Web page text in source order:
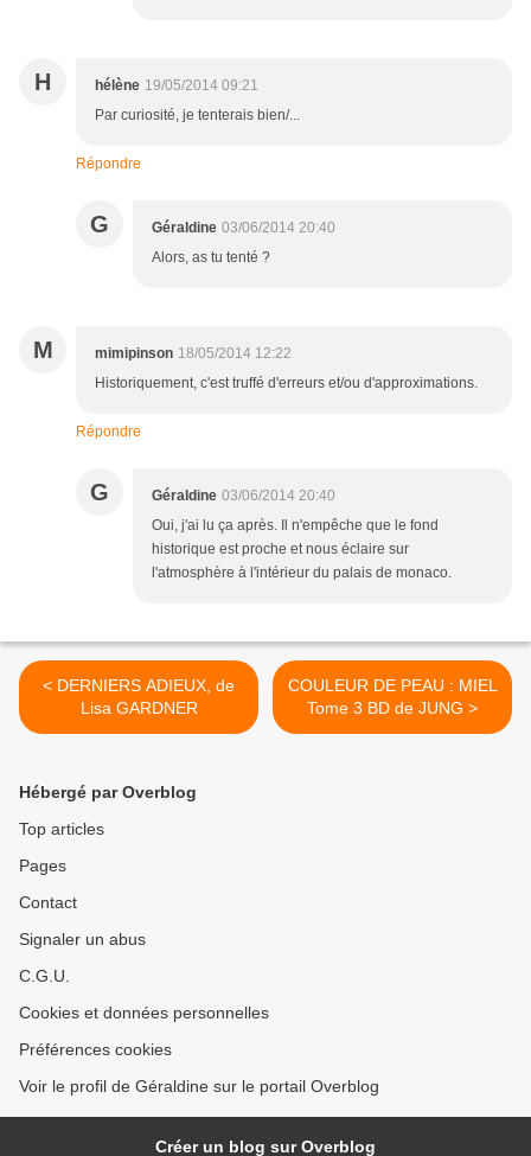
H hélène 19/05/2014 09:21
Par curiosité, je tenterais bien/...
Répondre
G Géraldine 03/06/2014 20:40
Alors, as tu tenté ?
M mimipinson 18/05/2014 12:22
Historiquement, c'est truffé d'erreurs et/ou d'approximations.
Répondre
G Géraldine 03/06/2014 20:40
Oui, j'ai lu ça après. Il n'empêche que le fond
historique est proche et nous éclaire sur
l'atmosphère à l'intérieur du palais de monaco.
< DERNIERS ADIEUX, de
Lisa GARDNER
COULEUR DE PEAU : MIEL
Tome 3 BD de JUNG >
Hébergé par Overblog
Top articles
Pages
Contact
Signaler un abus
C.G.U.
Cookies et données personnelles
Préférences cookies
Voir le profil de Géraldine sur le portail Overblog
Créer un blog sur Overblog